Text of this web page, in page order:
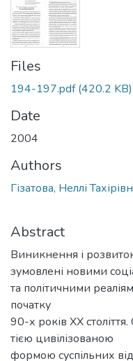
Files
194-197.pdf(420.2 KB)
Date
2004
Authors
Гізатова, Неллі
Abstract
Виникнення і
зумовлені новими
та політичними
початку
90-х років XX
тією цивілізованою
формою суспільних